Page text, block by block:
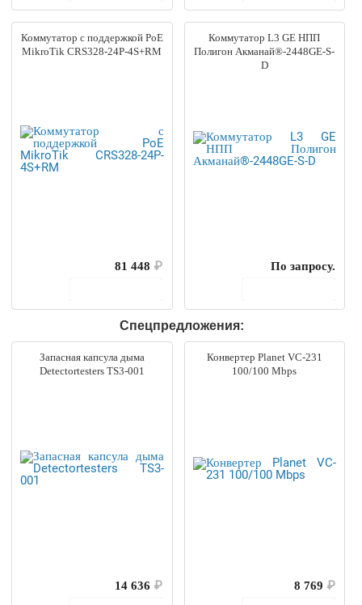
Коммутатор с поддержкой PoE
MikroTik CRS328-24P-4S+RM
81 448 ₽
Коммутатор L3 GE НПП
Полигон Акманай®-2448GE-S-
D
По запросу.
Спецпредложения:
Запасная капсула дыма
Detectortesters TS3-001
14 636 ₽
Конвертер Planet VC-231
100/100 Mbps
8 769 ₽